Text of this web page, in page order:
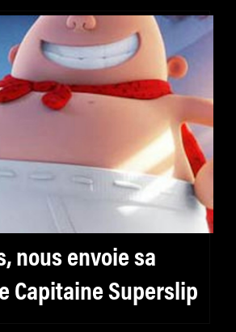
nous envoie sa
Capitaine Superslip